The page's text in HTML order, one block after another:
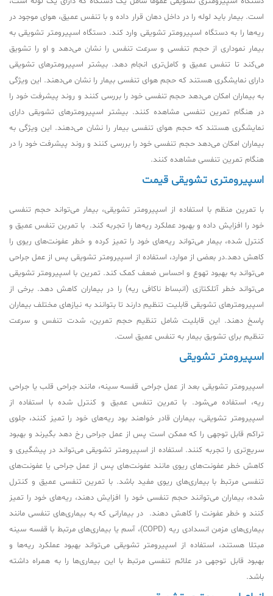
است. بیمار باید لوله را در داخل دهان قرار داده و با تنفس عمیق، هوای موجود در
ریه‌ها را به دستگاه اسپیرومتر تشویقی وارد کند. دستگاه اسپیرومتر تشویقی به
بیمار نموداری از حجم تنفسی و سرعت تنفس را نشان می‌دهد و او را تشویق
می‌کند تا تنفس عمیق و کامل‌تری انجام دهد. بیشتر اسپیرومترهای تشویقی
دارای نمایشگری هستند که حجم هوای تنفسی بیمار را نشان می‌دهند. این ویژگی
به بیماران امکان می‌دهد حجم تنفسی خود را بررسی کنند و روند پیشرفت خود را
در هنگام تمرین تنفسی مشاهده کنند. بیشتر اسپیرومترهای تشویقی دارای
نمایشگری هستند که حجم هوای تنفسی بیمار را نشان می‌دهند. این ویژگی به
بیماران امکان می‌دهد حجم تنفسی خود را بررسی کنند و روند پیشرفت خود را در
هنگام تمرین تنفسی مشاهده کنند.
اسپیرومتری تشویقی قیمت
با تمرین منظم با استفاده از اسپیرومتر تشویقی، بیمار می‌تواند حجم تنفسی
خود را افزایش داده و بهبود عملکرد ریه‌ها را تجربه کند. با تمرین تنفس عمیق و
کنترل شده، بیمار می‌تواند ریه‌های خود را تمیز کرده و خطر عفونت‌های ریوی را
کاهش دهد.در بعضی از موارد، استفاده از اسپیرومتر تشویقی پس از عمل جراحی
می‌تواند به بهبود تهوع و احساس ضعف کمک کند. تمرین با اسپیرومتر تشویقی
می‌تواند خطر آتلکتازی (انبساط ناکافی ریه) را در بیماران کاهش دهد. برخی از
اسپیرومترهای تشویقی قابلیت تنظیم دارند تا بتوانند به نیازهای مختلف بیماران
پاسخ دهند. این قابلیت شامل تنظیم حجم تمرین، شدت تنفس و سرعت
تنظیم برای تشویق بیمار به تنفس عمیق است.
اسپیرومتر تشویقی
اسپیرومتر تشویقی بعد از عمل جراحی قفسه سینه، مانند جراحی قلب یا جراحی
ریه، استفاده می‌شود. با تمرین تنفس عمیق و کنترل شده با استفاده از
اسپیرومتر تشویقی، بیماران قادر خواهند بود ریه‌های خود را تمیز کنند، جلوی
تراکم قابل توجهی را که ممکن است پس از عمل جراحی رخ دهد بگیرند و بهبود
سریع‌تری را تجربه کنند. استفاده از اسپیرومتر تشویقی می‌تواند در پیشگیری و
کاهش خطر عفونت‌های ریوی مانند عفونت‌های پس از عمل جراحی یا عفونت‌های
تنفسی مرتبط با بیماری‌های ریوی مفید باشد. با تمرین تنفسی عمیق و کنترل
شده، بیماران می‌توانند حجم تنفسی خود را افزایش دهند، ریه‌های خود را تمیز
کنند و خطر عفونت را کاهش دهند. در بیمارانی که به بیماری‌های تنفسی مانند
بیماری‌های مزمن انسدادی ریه (COPD)، آسم یا بیماری‌های مرتبط با قفسه سینه
مبتلا هستند، استفاده از اسپیرومتر تشویقی می‌تواند بهبود عملکرد ریه‌ها و
بهبود قابل توجهی در علائم تنفسی مرتبط با این بیماری‌ها را به همراه داشته
باشد.